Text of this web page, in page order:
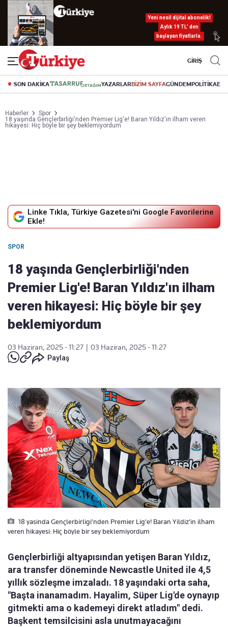
Yeni nesil dijital abonelik!
Aylık 19 TL’ den
başlayan fiyatlarla.
GİRİŞ
SON DAKİKA YAZARLARBİZİM SAYFAGÜNDEMPOLİTİKA
Haberler
Spor
18 yaşında Gençlerbirliği'nden Premier Lig'e! Baran Yıldız'ın ilham veren
hikayesi: Hiç böyle bir şey beklemiyordum
Linke Tıkla, Türkiye Gazetesi'ni Google Favorilerine
Ekle!
SPOR
18 yaşında Gençlerbirliği'nden
Premier Lig'e! Baran Yıldız'ın ilham
veren hikayesi: Hiç böyle bir şey
beklemiyordum
03 Haziran, 2025 - 11:27
03 Haziran, 2025 - 11:27
Paylaş
18 yasinda Gençlerbirligi'nden Premier Lig'e! Baran Yildiz'in ilham
veren hikayesi: Hiç böyle bir sey beklemiyordum
Gençlerbirliği altyapısından yetişen Baran Yıldız,
ara transfer döneminde Newcastle United ile 4,5
yıllık sözleşme imzaladı. 18 yaşındaki orta saha,
"Başta inanamadım. Hayalim, Süper Lig'de oynayıp
gitmekti ama o kademeyi direkt atladım" dedi.
Başkent temsilcisini asla unutmayacağını